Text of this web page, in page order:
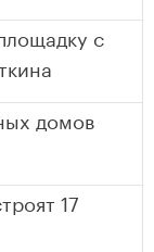
с
домов
17